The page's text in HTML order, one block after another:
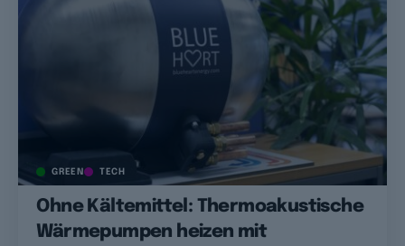
GREEN TECH
Ohne Kältemittel: Thermoakustische
Wärmepumpen heizen mit